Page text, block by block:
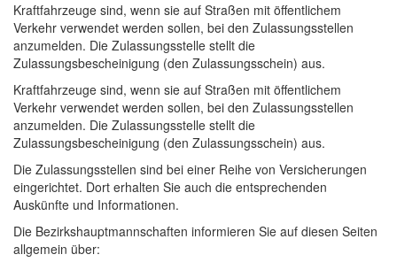
Kraftfahrzeuge sind, wenn sie auf Straßen mit öffentlichem
Verkehr verwendet werden sollen, bei den Zulassungsstellen
anzumelden. Die Zulassungsstelle stellt die
Zulassungsbescheinigung (den Zulassungsschein) aus.
Kraftfahrzeuge sind, wenn sie auf Straßen mit öffentlichem
Verkehr verwendet werden sollen, bei den Zulassungsstellen
anzumelden. Die Zulassungsstelle stellt die
Zulassungsbescheinigung (den Zulassungsschein) aus.
Die Zulassungsstellen sind bei einer Reihe von Versicherungen
eingerichtet. Dort erhalten Sie auch die entsprechenden
Auskünfte und Informationen.
Die Bezirkshauptmannschaften informieren Sie auf diesen Seiten
allgemein über: